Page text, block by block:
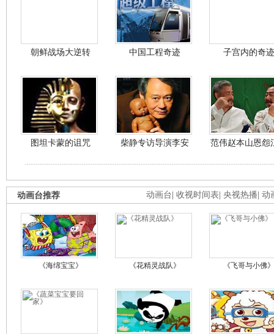
朝鲜战场大逆转 中国工程奇迹 子宫内的奇迹
图坦卡蒙的诅咒 柴静专访导演李安 范伟赵本山恩怨
动画台 收视时间表 央视热播 动
动画台推荐
《海绵宝宝》 《花精灵战队》 《飞哥与小佛》